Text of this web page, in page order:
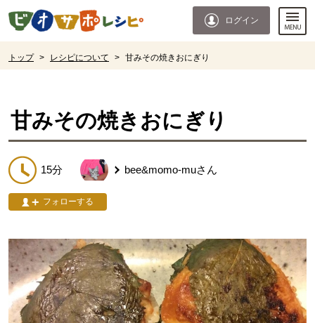
ページの先頭です。
ログイン
トップ > レシピについて > 甘みその焼きおにぎり
甘みその焼きおにぎり
15分 bee&momo-muさん
フォローする